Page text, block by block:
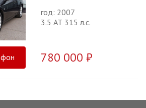
год: 2007
3.5 АТ 315 л.с.
780 000 ₽